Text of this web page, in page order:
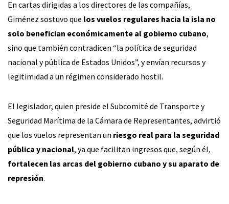
En cartas dirigidas a los directores de las compañías,
Giménez sostuvo que los vuelos regulares hacia la isla no
solo benefician económicamente al gobierno cubano,
sino que también contradicen “la política de seguridad
nacional y pública de Estados Unidos”, y envían recursos y
legitimidad a un régimen considerado hostil.
El legislador, quien preside el Subcomité de Transporte y
Seguridad Marítima de la Cámara de Representantes, advirtió
que los vuelos representan un riesgo real para la seguridad
pública y nacional, ya que facilitan ingresos que, según él,
fortalecen las arcas del gobierno cubano y su aparato de
represión.